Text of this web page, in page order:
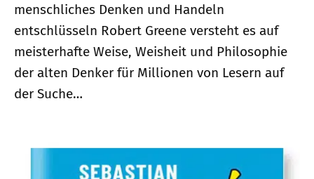
menschliches Denken und Handeln
entschlüsseln Robert Greene versteht es auf
meisterhafte Weise, Weisheit und Philosophie
der alten Denker für Millionen von Lesern auf
der Suche…